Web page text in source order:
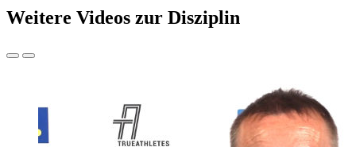
Weitere Videos zur Disziplin